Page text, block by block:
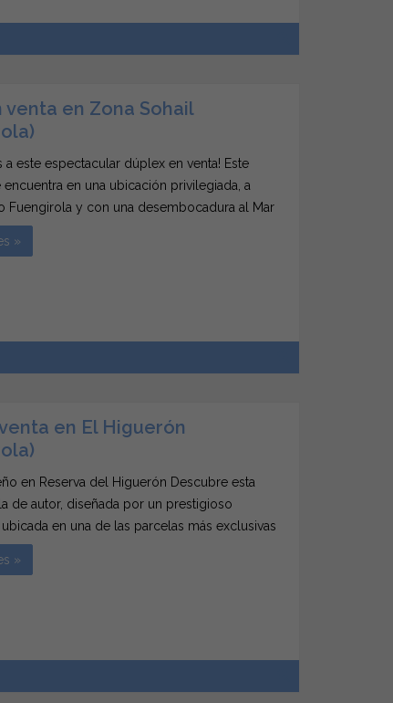
en Zona Sohail
a este espectacular dúplex en venta! Este
en una ubicación privilegiada, a
Fuengirola y con una desembocadura al Mar
Además, cuenta con una extensión de 8 km
»
en El Higuerón
en Reserva del Higuerón Descubre esta
de autor, diseñada por un prestigioso
en una de las parcelas más exclusivas
Higuerón, en la frontera entre Fuengirola y
»